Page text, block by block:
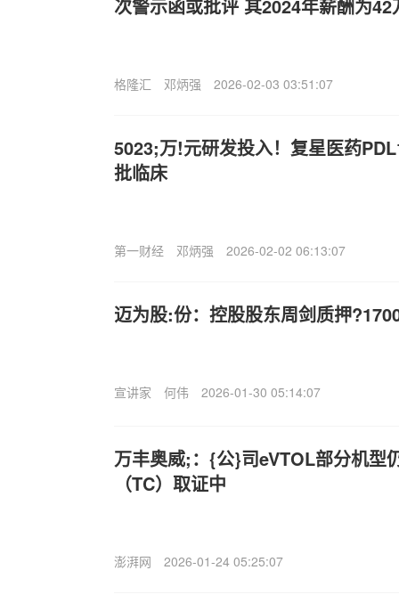
次警示函或批评 其2024年薪酬为42
格隆汇 邓炳强 2026-02-03 03:51:07
5023;万!元研发投入！复星医药
批临床
第一财经 邓炳强 2026-02-02 06:13:07
迈为股:份：控股股东周剑质押
宣讲家 何伟 2026-01-30 05:14:07
万丰奥威;：{公}司eVTOL部分机型
（TC）取证中
澎湃网 2026-01-24 05:25:07